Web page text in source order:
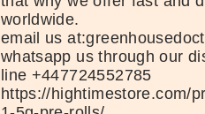
worldwide.
email us
whatsapp us through our
line +447724552785
https://hightimestore.com/